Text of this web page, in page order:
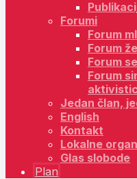
Forumi
Forum
Forum
Forum
Forum
Jedan član,
English
Kontakt
Lokalne
Glas slobode
Plan